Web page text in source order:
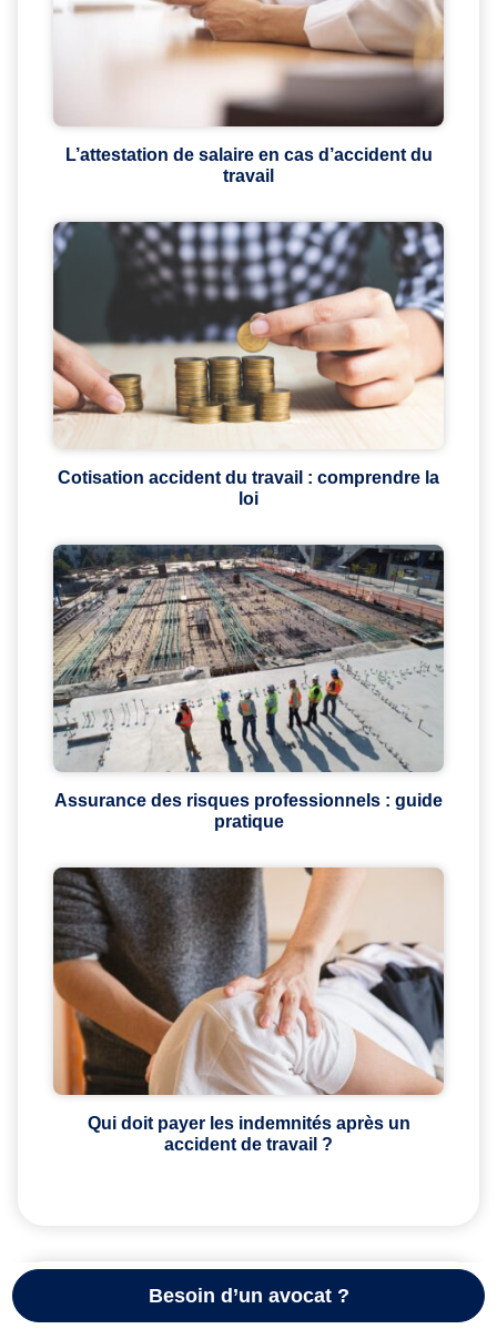
L’attestation de salaire en cas d’accident du
travail
Cotisation accident du travail : comprendre la
loi
Assurance des risques professionnels : guide
pratique
Qui doit payer les indemnités après un
accident de travail ?
Besoin d’un avocat ?